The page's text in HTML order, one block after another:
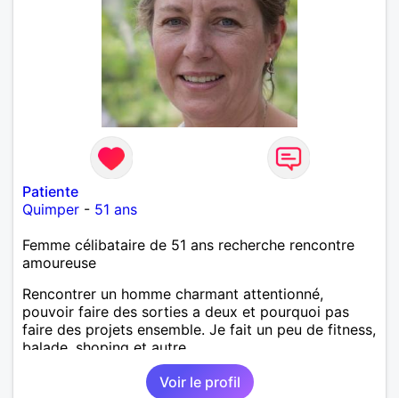
Patiente
Quimper - 51 ans
Femme célibataire de 51 ans recherche rencontre
amoureuse
Rencontrer un homme charmant attentionné,
pouvoir faire des sorties a deux et pourquoi pas
faire des projets ensemble. Je fait un peu de fitness,
balade, shoping et autre.
Voir le profil